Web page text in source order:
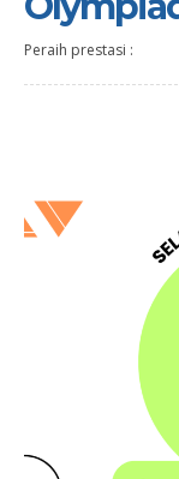
Peraih prestasi :